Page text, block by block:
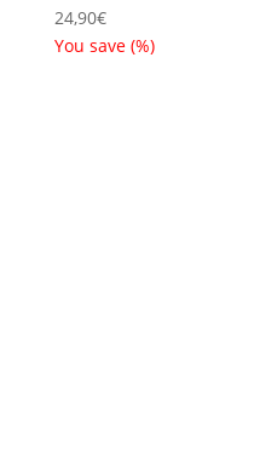
24,90€
You save (%)